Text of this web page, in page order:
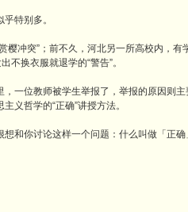
特别多。
樱冲突”；前不久，河北另一所高校内，
不换衣服就退学的“警告”。
，一位教师被学生举报了，举报的原因则
义哲学的“正确”讲授方法。
和你讨论这样一个问题：什么叫做「正